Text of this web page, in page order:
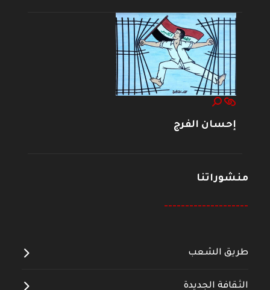
إحسان الفرج
منشوراتنا
--------------------
طريق الشعب
الثقافة الجديدة